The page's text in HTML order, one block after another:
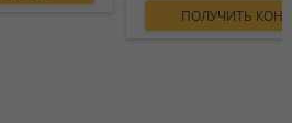
ПОЛУЧИТЬ